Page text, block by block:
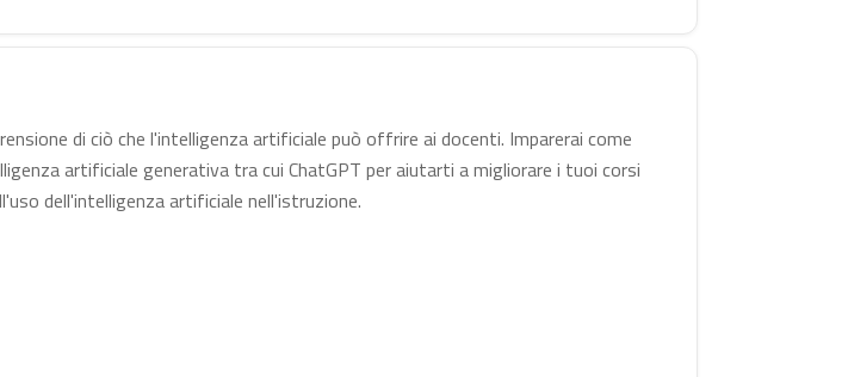
di ciò che l'intelligenza artificiale può offrire ai docenti. Imparerai come
artificiale generativa tra cui ChatGPT per aiutarti a migliorare i tuoi corsi
dell'intelligenza artificiale nell'istruzione.